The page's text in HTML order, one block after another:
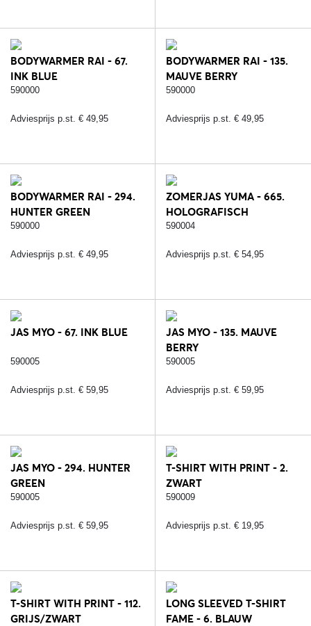
BODYWARMER RAI - 67.
INK BLUE
590000
Adviesprijs p.st. € 49,95
BODYWARMER RAI - 135.
MAUVE BERRY
590000
Adviesprijs p.st. € 49,95
BODYWARMER RAI - 294.
HUNTER GREEN
590000
Adviesprijs p.st. € 49,95
ZOMERJAS YUMA - 665.
HOLOGRAFISCH
590004
Adviesprijs p.st. € 54,95
JAS MYO - 67. INK BLUE
590005
Adviesprijs p.st. € 59,95
JAS MYO - 135. MAUVE
BERRY
590005
Adviesprijs p.st. € 59,95
JAS MYO - 294. HUNTER
GREEN
590005
Adviesprijs p.st. € 59,95
T-SHIRT WITH PRINT - 2.
ZWART
590009
Adviesprijs p.st. € 19,95
T-SHIRT WITH PRINT - 112.
GRIJS/ZWART
LONG SLEEVED T-SHIRT
FAME - 6. BLAUW